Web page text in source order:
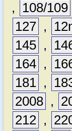
,
108/109
127 ,
145 ,
164 ,
181 ,
2008 ,
212 ,